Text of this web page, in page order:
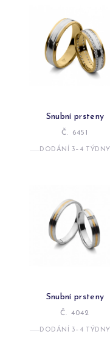
Snubní prsteny
Č. 6451
DODÁNÍ 3–4 TÝDNY
Snubní prsteny
Č. 4042
DODÁNÍ 3–4 TÝDNY